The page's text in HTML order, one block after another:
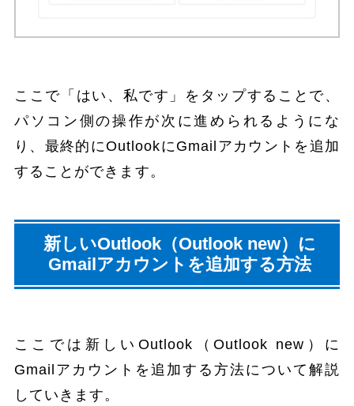
ここで「はい、私です」をタップすることで、
パソコン側の操作が次に進められるようにな
り、最終的にOutlookにGmailアカウントを追加
することができます。
新しいOutlook（Outlook new）に
Gmailアカウントを追加する方法
ここでは新しいOutlook（Outlook new）に
Gmailアカウントを追加する方法について解説
していきます。